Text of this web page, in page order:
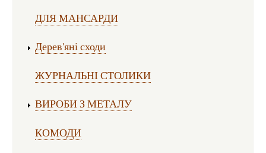
ДЛЯ МАНСАРДИ
Дерев'яні сходи
ЖУРНАЛЬНІ СТОЛИКИ
ВИРОБИ З МЕТАЛУ
КОМОДИ